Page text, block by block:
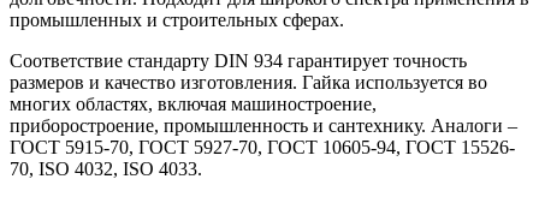
промышленных и строительных сферах.
Соответствие стандарту DIN 934 гарантирует точность
размеров и качество изготовления. Гайка используется во
многих областях, включая машиностроение,
приборостроение, промышленность и сантехнику. Аналоги –
ГОСТ 5915-70, ГОСТ 5927-70, ГОСТ 10605-94, ГОСТ 15526-
70, ISO 4032, ISO 4033.